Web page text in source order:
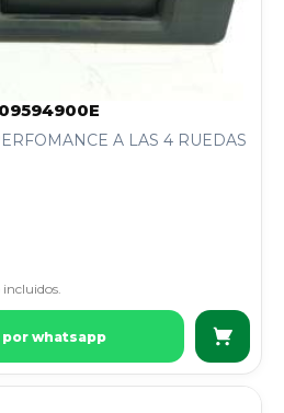
A LAS 4 RUEDAS
incluidos.
whatsapp